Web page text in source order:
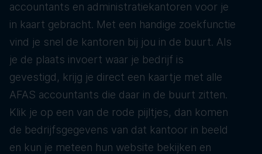
accountants en administratiekantoren voor je
in kaart gebracht. Met een handige zoekfunctie
vind je snel de kantoren bij jou in de buurt. Als
je de plaats invoert waar je bedrijf is
gevestigd, krijg je direct een kaartje met alle
AFAS accountants die daar in de buurt zitten.
Klik je op een van de rode pijltjes, dan komen
de bedrijfsgegevens van dat kantoor in beeld
en kun je meteen hun website bekijken en